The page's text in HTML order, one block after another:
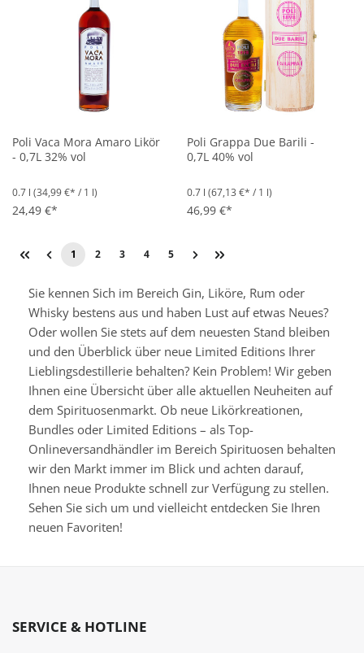
Poli Vaca Mora Amaro Likör
- 0,7L 32% vol
0.7 l (34,99 €* / 1 l)
24,49 €*
Poli Grappa Due Barili -
0,7L 40% vol
0.7 l (67,13 €* / 1 l)
46,99 €*
1 2 3 4 5
Sie kennen Sich im Bereich Gin, Liköre, Rum oder
Whisky bestens aus und haben Lust auf etwas Neues?
Oder wollen Sie stets auf dem neuesten Stand bleiben
und den Überblick über neue Limited Editions Ihrer
Lieblingsdestillerie behalten? Kein Problem! Wir geben
Ihnen eine Übersicht über alle aktuellen Neuheiten auf
dem Spirituosenmarkt. Ob neue Likörkreationen,
Bundles oder Limited Editions – als Top-
Onlineversandhändler im Bereich Spirituosen behalten
wir den Markt immer im Blick und achten darauf,
Ihnen neue Produkte schnell zur Verfügung zu stellen.
Sehen Sie sich um und vielleicht entdecken Sie Ihren
neuen Favoriten!
SERVICE & HOTLINE